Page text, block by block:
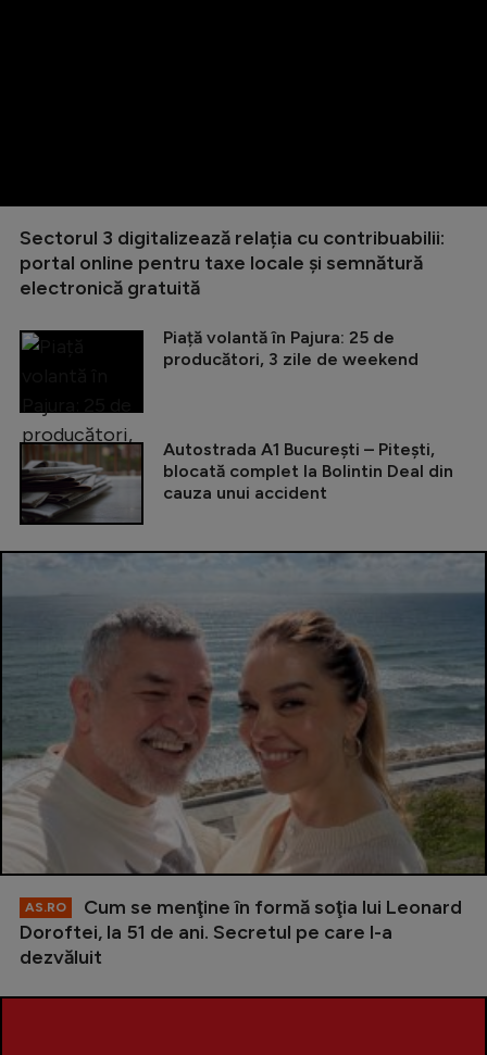
Sectorul 3 digitalizează relația cu contribuabilii:
portal online pentru taxe locale și semnătură
electronică gratuită
Piață volantă în Pajura: 25 de
producători, 3 zile de weekend
Autostrada A1 București – Pitești,
blocată complet la Bolintin Deal din
cauza unui accident
AS.RO
Cum se menţine în formă soţia lui Leonard
Doroftei, la 51 de ani. Secretul pe care l-a
dezvăluit